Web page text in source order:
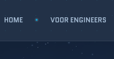
HOME VOOR ENGINEERS